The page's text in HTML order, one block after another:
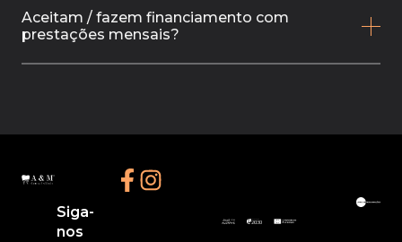
Aceitam / fazem financiamento com
prestações mensais?
Siga-
nos